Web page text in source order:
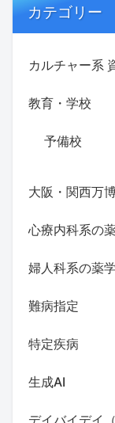
カテゴリー
カルチャー系
教育・学校
予備校
大阪・関西万
心療内科系の
婦人科系の薬学
難病指定
特定疾病
生成AI
デイバイデイ